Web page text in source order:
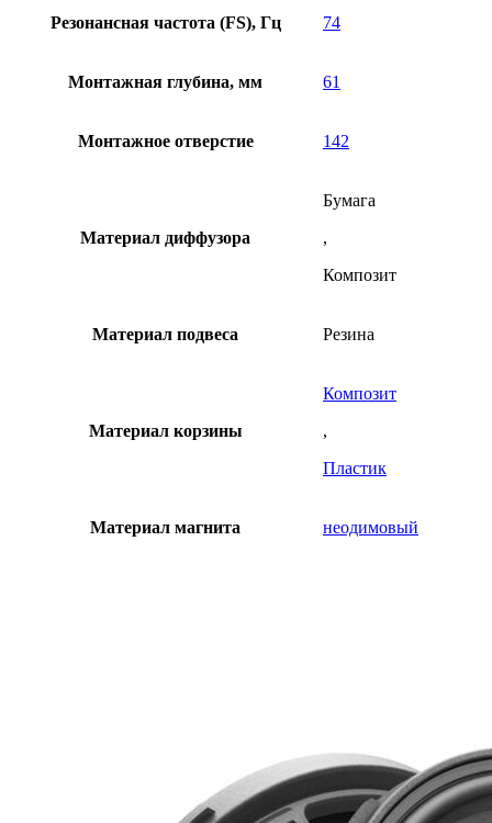
Резонансная частота (FS), Гц 74
Монтажная глубина, мм 61
Монтажное отверстие 142
Материал диффузора
Бумага
,
Композит
Материал подвеса Резина
Материал корзины
Композит
,
Пластик
Материал магнита неодимовый